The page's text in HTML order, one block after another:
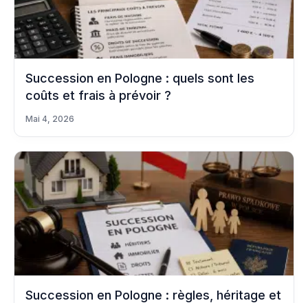
Succession en Pologne : quels sont les
coûts et frais à prévoir ?
Mai 4, 2026
Succession en Pologne : règles, héritage et